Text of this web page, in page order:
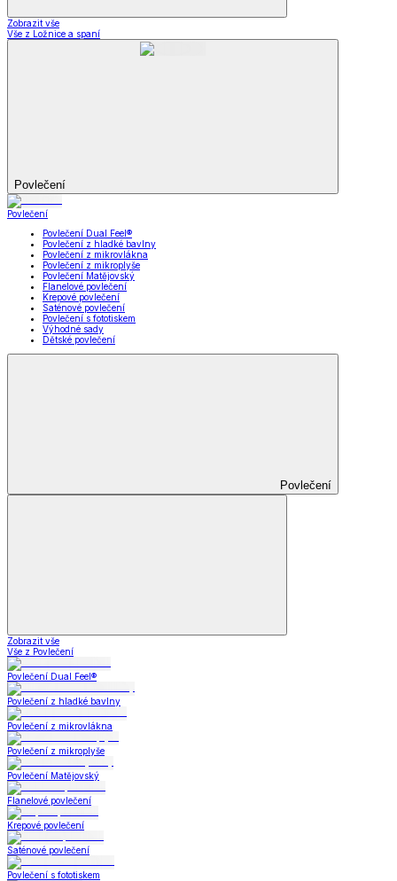
Zobrazit vše
Vše z Ložnice a spaní
Povlečení
Povlečení
Povlečení Dual Feel®
Povlečení z hladké bavlny
Povlečení z mikrovlákna
Povlečení z mikroplyše
Povlečení Matějovský
Flanelové povlečení
Krepové povlečení
Saténové povlečení
Povlečení s fototiskem
Výhodné sady
Dětské povlečení
Povlečení
Zobrazit vše
Vše z Povlečení
Povlečení Dual Feel®
Povlečení z hladké bavlny
Povlečení z mikrovlákna
Povlečení z mikroplyše
Povlečení Matějovský
Flanelové povlečení
Krepové povlečení
Saténové povlečení
Povlečení s fototiskem